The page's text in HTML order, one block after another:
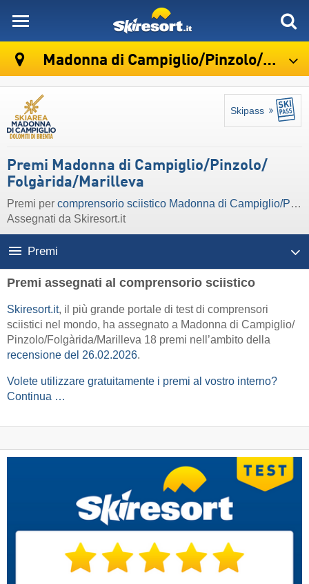
Madonna di Campiglio/​Pinzolo/​Folgàrida/​Marilleva
Skipass
Premi Madonna di Campiglio/​Pinzolo/​
Folgàrida/​Marilleva
Premi per comprensorio sciistico Madonna di Campiglio/​Pinzolo/​Folgàrida/​Marilleva
Assegnati da Skiresort.it
Premi
Premi assegnati al comprensorio sciistico
Skiresort.it, il più grande portale di test di comprensori
sciistici nel mondo, ha assegnato a Madonna di Campiglio/​
Pinzolo/​Folgàrida/​Marilleva 18 premi nell’ambito della
recensione del 26.02.2026.
Volete utilizzare gratuitamente i premi al vostro interno?
Continua …